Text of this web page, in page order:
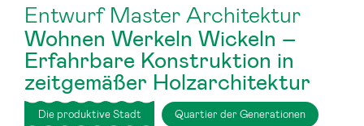
Entwurf Master Architektur
Wohnen Werkeln Wickeln –
Erfahrbare Konstruktion in
zeitgemäßer Holzarchitektur
Die produktive Stadt Quartier der Generationen